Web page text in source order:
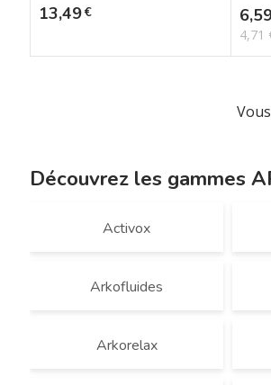
Prix
13,49€ Prix
4,71
Découvrez les gammes
Activox
Arkofluides
Arkorelax